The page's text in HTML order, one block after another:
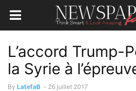
L’accord Trump-
la Syrie à
By LatefaB - 26 juillet 2017